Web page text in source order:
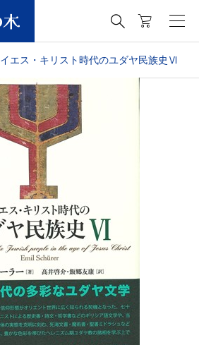

イエス・キリスト時代のユダヤ民族史Ⅵ